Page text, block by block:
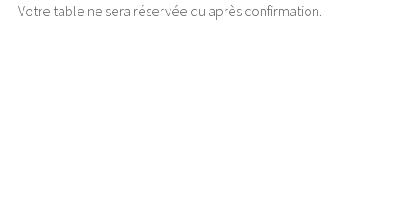
Votre table ne sera réservée qu'après confirmation.